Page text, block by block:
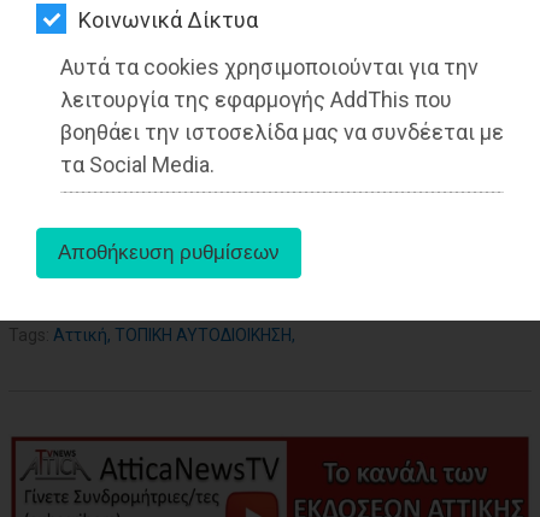
Kοινωνικά Δίκτυα
Αυτά τα cookies χρησιμοποιούνται για την
λειτουργία της εφαρμογής AddThis που
βοηθάει την ιστοσελίδα μας να συνδέεται με
τα Social Media.
ΨΙΘΥΡΟΙ
ΑΠΟΣΤΟΛΗ
ΑΡΘΡΩΝ
aboutus
Tags: Αττική, ΤΟΠΙΚΗ ΑΥΤΟΔΙΟΙΚΗΣΗ,